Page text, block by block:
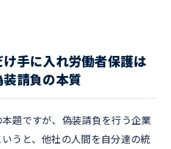
手に入れ労働者保護は
請負の本質
題ですが、偽装請負を行う企業
うと、他社の人間を自分達の統